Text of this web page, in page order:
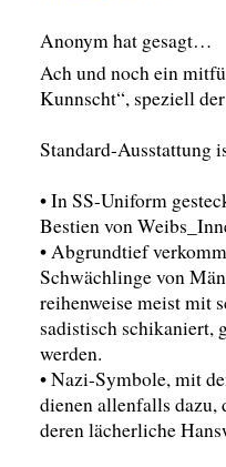
Anonym hat gesagt…
Ach und noch ein
Kunnscht“, speziell
Standard-Ausstattung
• In SS-Uniform
Bestien von
• Abgrundtief
Schwächlinge von
reihenweise meist mit
sadistisch schikaniert,
werden.
• Nazi-Symbole, mit
dienen allenfalls dazu,
deren lächerliche